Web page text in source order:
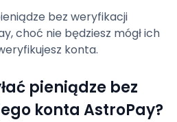
bez weryfikacji
choć nie będziesz mógł ich
konta.
pieniądze bez
konta AstroPay?